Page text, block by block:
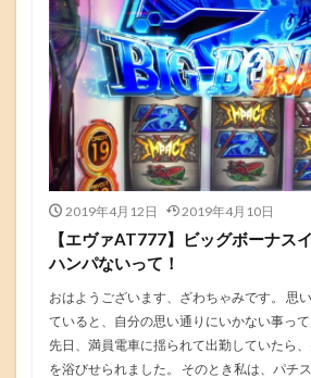
2019年4月12日 2019年4月10日
【エヴァAT777】ビッグボーナス
ハンパないって！
おはようございます、ざわちゃみです。 思
ていると、自分の思い通りにいかない事っ
先日、満員電車に揺られて出勤していたら
を浴びせられました。 そのとき私は、パチ